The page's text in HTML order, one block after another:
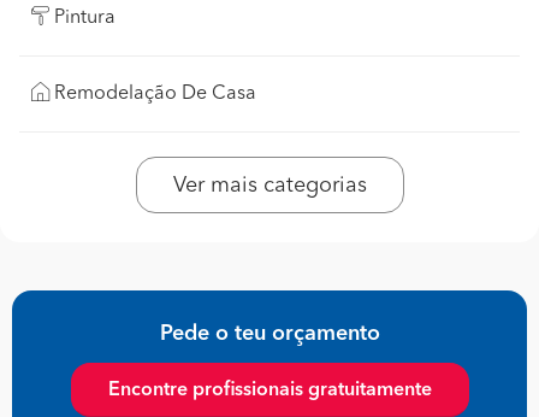
Pintura
Remodelação De Casa
Ver mais categorias
Pede o teu orçamento
Encontre profissionais gratuitamente